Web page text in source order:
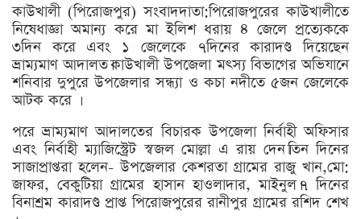
কাউখালী (পিরোজপুর) সংবাদদাতা:পিরোজপুরের কাউখালীতে
নিষেধাজ্ঞা অমান্য করে মা ইলিশ ধরায় ৪ জেলে প্রত্যেককে
৩দিন করে এবং ১ জেলেকে ৭দিনের কারাদণ্ড দিয়েছেন
ভ্রাম্যমাণ আদালত।কাউখালী উপজেলা মৎস্য বিভাগের অভিযানে
শনিবার দুপুরে উপজেলার সন্ধ্যা ও কচা নদীতে ৫জন জেলেকে
আটক করে ।
পরে ভ্রাম্যমাণ আদালতের বিচারক উপজেলা নির্বাহী অফিসার
এবং নির্বাহী ম্যাজিস্ট্রেট স্বজল মোল্লা এ রায় দেন।তিন দিনের
সাজাপ্রাপ্তরা হলেন- উপজেলার কেশরতা গ্রামের রাজু খান,মো:
জাফর, বেকুটিয়া গ্রামের হাসান হাওলাদার, মাইনুল।৭ দিনের
বিনাশ্রম কারাদণ্ড প্রাপ্ত পিরোজপুরের রানীপুর গ্রামের রশিদ শেখ